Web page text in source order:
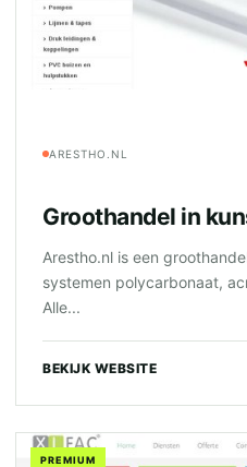
ARESTHO.NL
Groothandel in
Arestho.nl is een
systemen polycarbonaat,
Alle...
BEKIJK WEBSITE
PREMIUM